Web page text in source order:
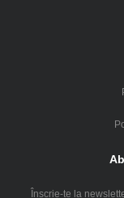
Înscrie-te la